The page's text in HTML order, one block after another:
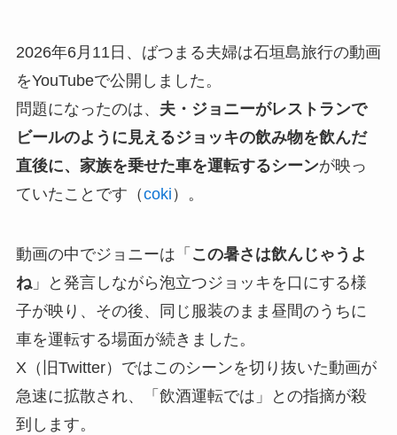
2026年6月11日、ばつまる夫婦は石垣島旅行の動画
をYouTubeで公開しました。
問題になったのは、 夫・ジョニーがレストランで
ビールのように見えるジョッキの飲み物を飲んだ
直後に、家族を乗せた車を運転するシーンが映っ
ていたことです（coki ）。
動画の中でジョニーは「 この暑さは飲んじゃうよ
ね」と発言しながら泡立つジョッキを口にする様
子が映り、その後、同じ服装のまま昼間のうちに
車を運転する場面が続きました。
X（旧Twitter）ではこのシーンを切り抜いた動画が
急速に拡散され、「飲酒運転では」との指摘が殺
到します。